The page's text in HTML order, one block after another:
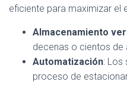
eficiente para maximizar el
Almacenamiento
decenas o cientos de
Automatización: Los
proceso de